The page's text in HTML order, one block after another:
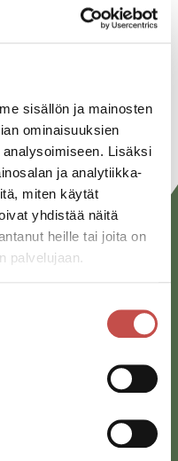
sisällön ja mainosten
ominaisuuksien
Lisäksi
ja analytiikka-
miten käytät
yhdistää näitä
heille tai joita on
palvelujaan.